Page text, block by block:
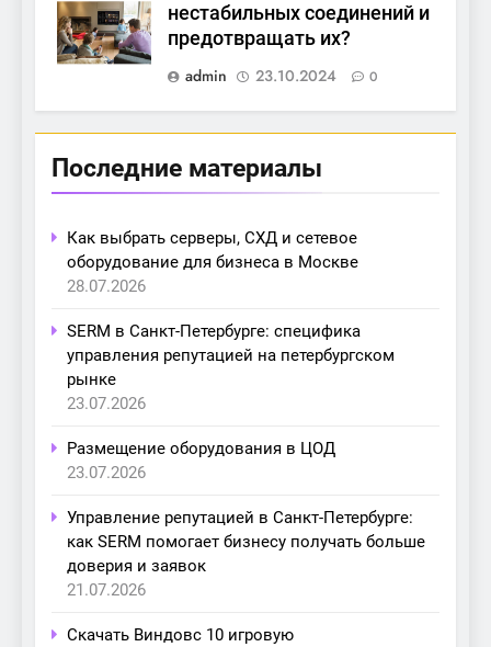
нестабильных соединений и
предотвращать их?
admin
23.10.2024 0
Последние материалы
Как выбрать серверы, СХД и сетевое
оборудование для бизнеса в Москве
28.07.2026
SERM в Санкт-Петербурге: специфика
управления репутацией на петербургском
рынке
23.07.2026
Размещение оборудования в ЦОД
23.07.2026
Управление репутацией в Санкт-Петербурге:
как SERM помогает бизнесу получать больше
доверия и заявок
21.07.2026
Скачать Виндовс 10 игровую